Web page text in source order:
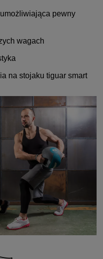
pewny
wagach
na stojaku tiguar smart